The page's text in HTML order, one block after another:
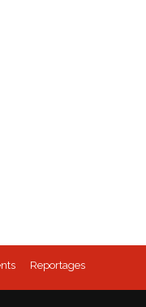
Reportages